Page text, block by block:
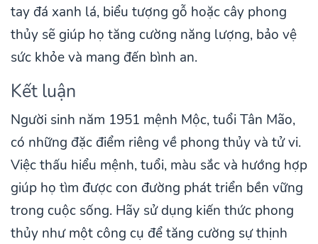
tay đá xanh lá, biểu tượng gỗ hoặc cây phong
thủy sẽ giúp họ tăng cường năng lượng, bảo vệ
sức khỏe và mang đến bình an.
Kết luận
Người sinh năm 1951 mệnh Mộc, tuổi Tân Mão,
có những đặc điểm riêng về phong thủy và tử vi.
Việc thấu hiểu mệnh, tuổi, màu sắc và hướng hợp
giúp họ tìm được con đường phát triển bền vững
trong cuộc sống. Hãy sử dụng kiến thức phong
thủy như một công cụ để tăng cường sự thịnh